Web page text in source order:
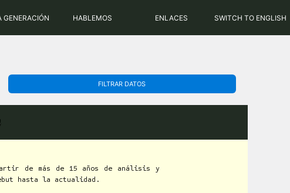
GENERACIÓN HABLEMOS ENLACES SWITCH TO ENGLISH
FILTRAR DATOS
de más de 15 años de análisis y
hasta la actualidad.